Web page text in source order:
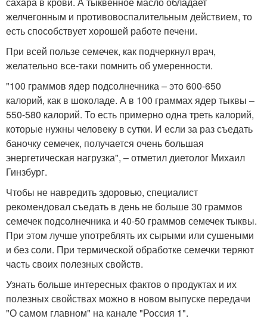
желчегонным и противовоспалительным действием, то
есть способствует хорошей работе печени.
При всей пользе семечек, как подчеркнул врач,
желательно все-таки помнить об умеренности.
"100 граммов ядер подсолнечника – это 600-650
калорий, как в шоколаде. А в 100 граммах ядер тыквы –
550-580 калорий. То есть примерно одна треть калорий,
которые нужны человеку в сутки. И если за раз съедать
баночку семечек, получается очень большая
энергетическая нагрузка", – отметил диетолог Михаил
Гинзбург.
Чтобы не навредить здоровью, специалист
рекомендовал съедать в день не больше 30 граммов
семечек подсолнечника и 40-50 граммов семечек тыквы.
При этом лучше употреблять их сырыми или сушеными
и без соли. При термической обработке семечки теряют
часть своих полезных свойств.
Узнать больше интересных фактов о продуктах и их
полезных свойствах можно в новом выпуске передачи
"О самом главном" на канале "Россия 1".